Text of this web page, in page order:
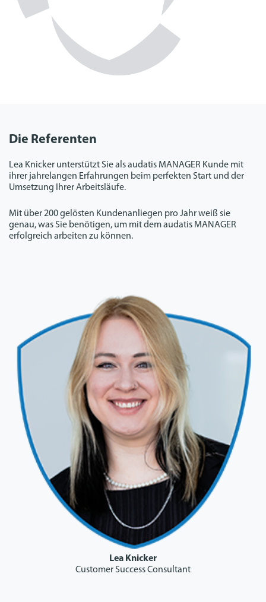
Die Referenten
Lea Knicker unterstützt Sie als audatis MANAGER Kunde mit
ihrer jahrelangen Erfahrungen beim perfekten Start und der
Umsetzung Ihrer Arbeitsläufe.
Mit über 200 gelösten Kundenanliegen pro Jahr weiß sie
genau, was Sie benötigen, um mit dem audatis MANAGER
erfolgreich arbeiten zu können.
Lea Knicker
Customer Success Consultant